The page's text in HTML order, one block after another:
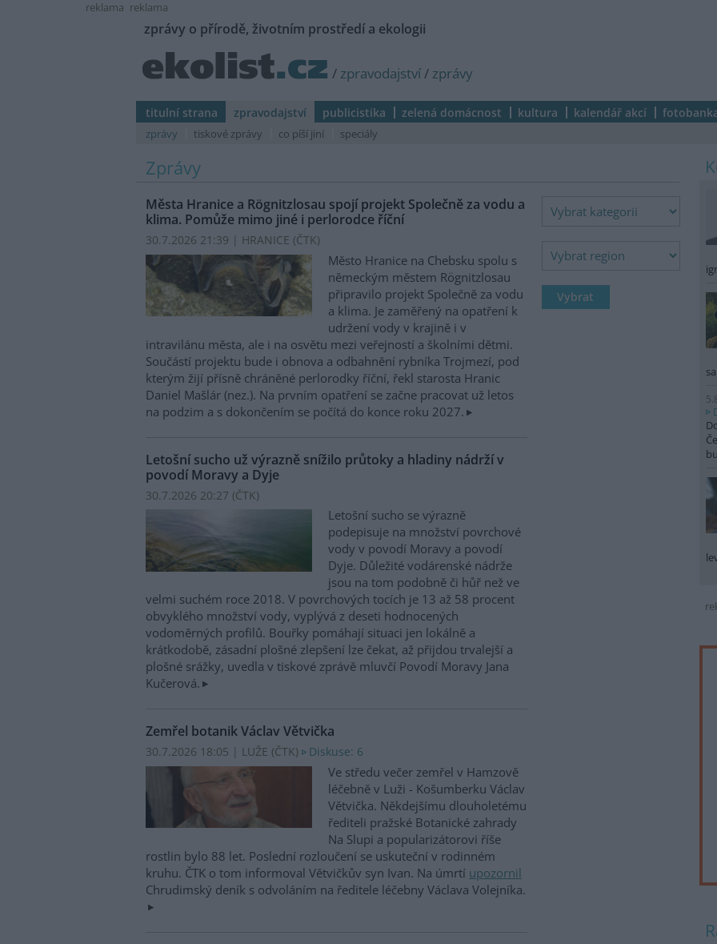
reklama reklama
zprávy o přírodě, životním prostředí a ekologii
/ zpravodajství/ zprávy
titulní strana zpravodajství publicistika zelená domácnost kultura kalendář akcí
zprávy tiskové zprávy co píší jiní speciály
Zprávy
Města Hranice a Rögnitzlosau spojí projekt Společně za vodu a
klima. Pomůže mimo jiné i perlorodce říční
30.7.2026 21:39 | HRANICE (ČTK)
Město Hranice na Chebsku spolu s
německým městem Rögnitzlosau
připravilo projekt Společně za vodu
a klima. Je zaměřený na opatření k
udržení vody v krajině i v
intravilánu města, ale i na osvětu mezi veřejností a školními dětmi.
Součástí projektu bude i obnova a odbahnění rybníka Trojmezí, pod
kterým žijí přísně chráněné perlorodky říční, řekl starosta Hranic
Daniel Mašlár (nez.). Na prvním opatření se začne pracovat už letos
na podzim a s dokončením se počítá do konce roku 2027.
Letošní sucho už výrazně snížilo průtoky a hladiny nádrží v
povodí Moravy a Dyje
30.7.2026 20:27 (ČTK)
Letošní sucho se výrazně
podepisuje na množství povrchové
vody v povodí Moravy a povodí
Dyje. Důležité vodárenské nádrže
jsou na tom podobně či hůř než ve
velmi suchém roce 2018. V povrchových tocích je 13 až 58 procent
obvyklého množství vody, vyplývá z deseti hodnocených
vodoměrných profilů. Bouřky pomáhají situaci jen lokálně a
krátkodobě, zásadní plošné zlepšení lze čekat, až přijdou trvalejší a
plošné srážky, uvedla v tiskové zprávě mluvčí Povodí Moravy Jana
Kučerová.
Zemřel botanik Václav Větvička
30.7.2026 18:05 | LUŽE (ČTK) Diskuse: 6
Ve středu večer zemřel v Hamzově
léčebně v Luži - Košumberku Václav
Větvička. Někdejšímu dlouholetému
řediteli pražské Botanické zahrady
Na Slupi a popularizátorovi říše
rostlin bylo 88 let. Poslední rozloučení se uskuteční v rodinném
kruhu. ČTK o tom informoval Větvičkův syn Ivan. Na úmrtí upozornil
Chrudimský deník s odvoláním na ředitele léčebny Václava Volejníka.